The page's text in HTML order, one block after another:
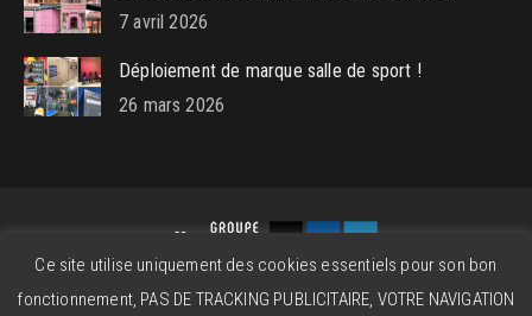
7 avril 2026
Déploiement de marque salle de sport !
26 mars 2026
Groupe All-Over © 2026 - Powered bybeatitude.eu
Ce site utilise uniquement des cookies essentiels pour son bon
fonctionnement, PAS DE TRACKING PUBLICITAIRE, VOTRE NAVIGATION